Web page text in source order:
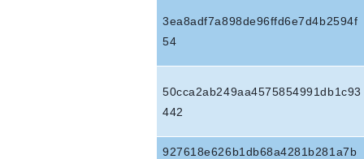
3ea8adf7a898de96ffd6e7d4b2594f
54
50cca2ab249aa4575854991db1c93
442
927618e626b1db68a4281b281a7b